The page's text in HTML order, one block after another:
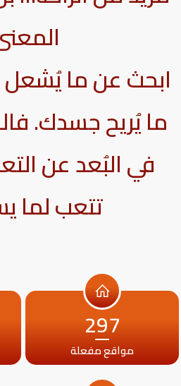
ابحث عن ما
ما يُريح جسدك.
في البُعد عن
تتعب لما
297
مواقع مفعلة